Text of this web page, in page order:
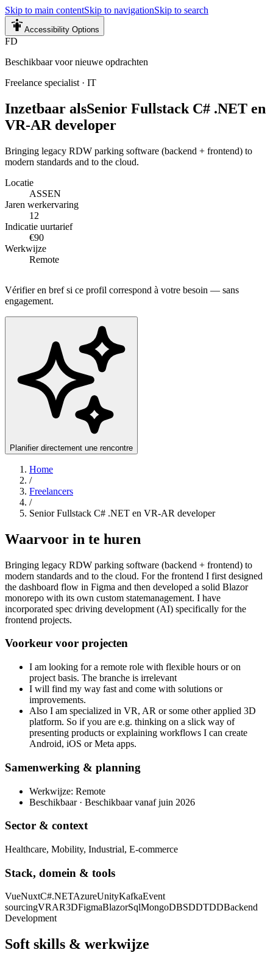
Skip to main contentSkip to navigationSkip to search
Accessibility Options
FD
Beschikbaar voor nieuwe opdrachten
Freelance specialist · IT
Inzetbaar alsSenior Fullstack C# .NET en
VR-AR developer
Bringing legacy RDW parking software (backend + frontend) to
modern standards and to the cloud.
Locatie
ASSEN
Jaren werkervaring
12
Indicatie uurtarief
€90
Werkwijze
Remote
Vérifier en bref si ce profil correspond à votre besoin — sans
engagement.
Planifier directement une rencontre
Home
/
Freelancers
/
Senior Fullstack C# .NET en VR-AR developer
Waarvoor in te huren
Bringing legacy RDW parking software (backend + frontend) to
modern standards and to the cloud. For the frontend I first designed
the dashboard flow in Figma and then developed a solid Blazor
monorepo with its own custom statemanagement. I have
incorporated spec driving development (AI) specifically for the
frontend projects.
Voorkeur voor projecten
I am looking for a remote role with flexible hours or on
project basis. The branche is irrelevant
I will find my way fast and come with solutions or
improvements.
Also I am specialized in VR, AR or some other applied 3D
platform. So if you are e.g. thinking on a slick way of
presenting products or explaining workflows I can create
Android, iOS or Meta apps.
Samenwerking & planning
Werkwijze: Remote
Beschikbaar · Beschikbaar vanaf juin 2026
Sector & context
Healthcare, Mobility, Industrial, E-commerce
Stack, domein & tools
VueNuxtC#.NETAzureUnityKafkaEvent
sourcingVRAR3DFigmaBlazorSqlMongoDBSDDTDDBackend
Development
Soft skills & werkwijze